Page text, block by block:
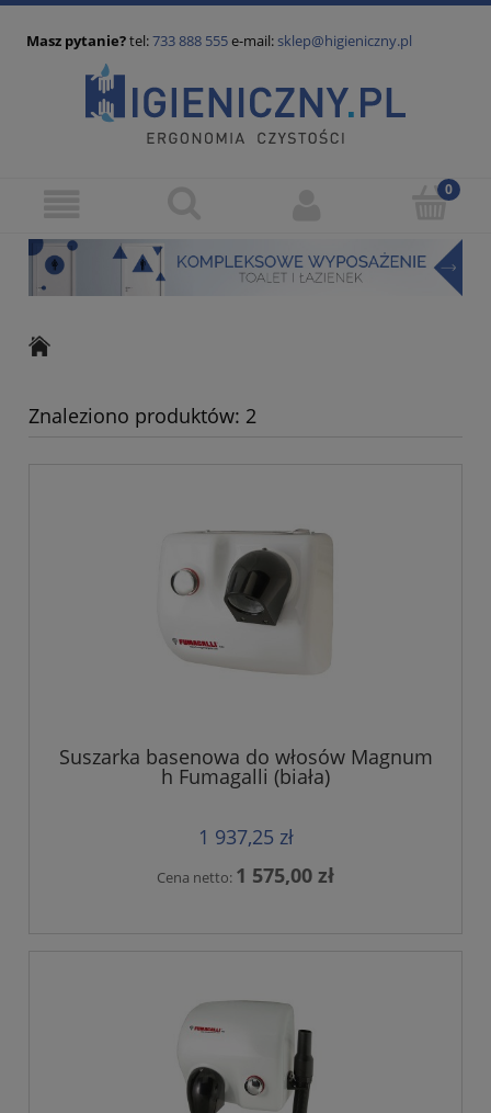
Masz pytanie?tel:733 888 555e-mail:sklep@higieniczny.pl
Znaleziono produktów: 2
Suszarka basenowa do włosów Magnum
h Fumagalli (biała)
1 937,25 zł
Cena netto: 1 575,00 zł